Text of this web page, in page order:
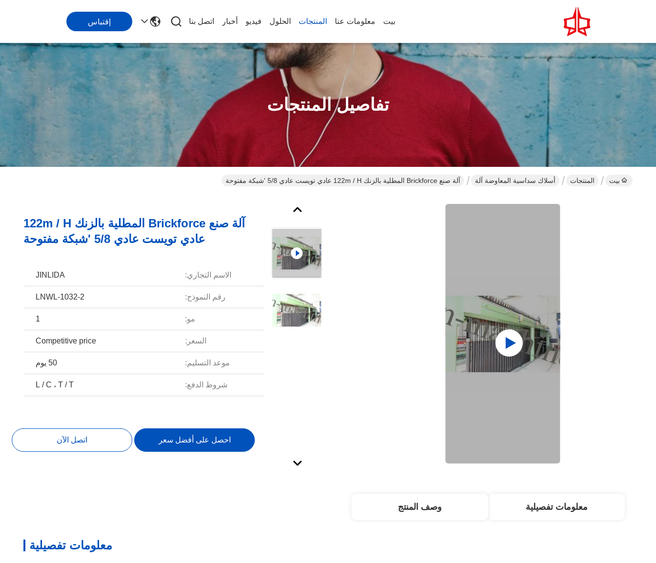
بيت معلومات عنا المنتجات الحلول فيديو أخبار اتصل بنا إقتباس
تفاصيل المنتجات
بيت المنتجات أسلاك سداسية المعاوضة آلة آلة صنع Brickforce المطلية بالزنك 122m / H عادي تويست عادي 5/8 'شبكة مفتوحة
آلة صنع Brickforce المطلية بالزنك 122m / H
عادي تويست عادي 5/8 'شبكة مفتوحة
الاسم التجاري: JINLIDA
رقم النموذج: LNWL-1032-2
مو: 1
السعر: Competitive price
موعد التسليم: 50 يوم
شروط الدفع: L / C ، T / T
احصل على أفضل سعر اتصل الآن
معلومات تفصيلية وصف المنتج
معلومات تفصيلية